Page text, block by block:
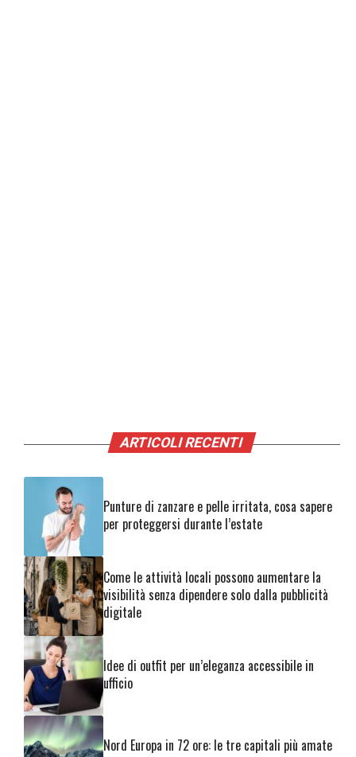
ARTICOLI RECENTI
Punture di zanzare e pelle irritata, cosa sapere
per proteggersi durante l’estate
Come le attività locali possono aumentare la
visibilità senza dipendere solo dalla pubblicità
digitale
Idee di outfit per un’eleganza accessibile in
ufficio
Nord Europa in 72 ore: le tre capitali più amate